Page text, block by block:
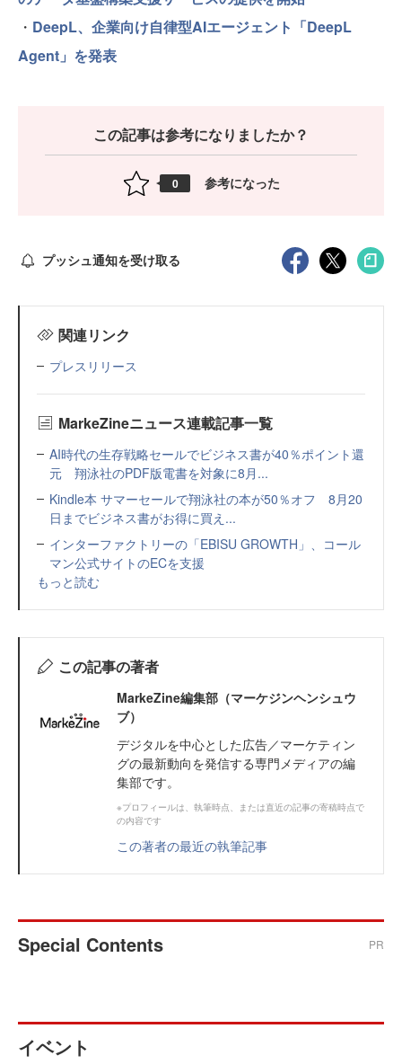
・ DeepL、企業向け自律型AIエージェント「DeepL
Agent」を発表
この記事は参考になりましたか？
0 参考になった
プッシュ通知を受け取る
関連リンク
プレスリリース
MarkeZineニュース連載記事一覧
AI時代の生存戦略セールでビジネス書が40％ポイント還
元 翔泳社のPDF版電書を対象に8月...
Kindle本 サマーセールで翔泳社の本が50％オフ 8月20
日までビジネス書がお得に買え...
インターファクトリーの「EBISU GROWTH」、コール
マン公式サイトのECを支援
もっと読む
この記事の著者
MarkeZine編集部（マーケジンヘンシュウ
ブ）
デジタルを中心とした広告／マーケティン
グの最新動向を発信する専門メディアの編
集部です。
※プロフィールは、執筆時点、または直近の記事の寄稿時点で
の内容です
この著者の最近の執筆記事
Special Contents PR
イベント